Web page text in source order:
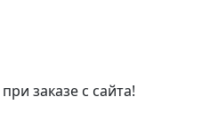
при заказе с сайта!